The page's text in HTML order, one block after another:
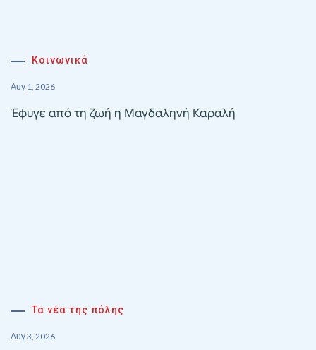
Κοινωνικά
Αυγ 1, 2026
Έφυγε από τη ζωή η Μαγδαληνή Καραλή
Τα νέα της πόλης
Αυγ 3, 2026